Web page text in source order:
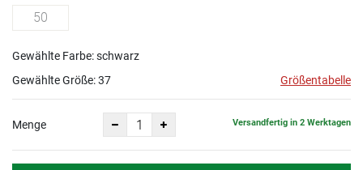
50
Gewählte Farbe: schwarz
Gewählte Größe:37 Größentabelle
Menge Versandfertig in 2 Werktagen